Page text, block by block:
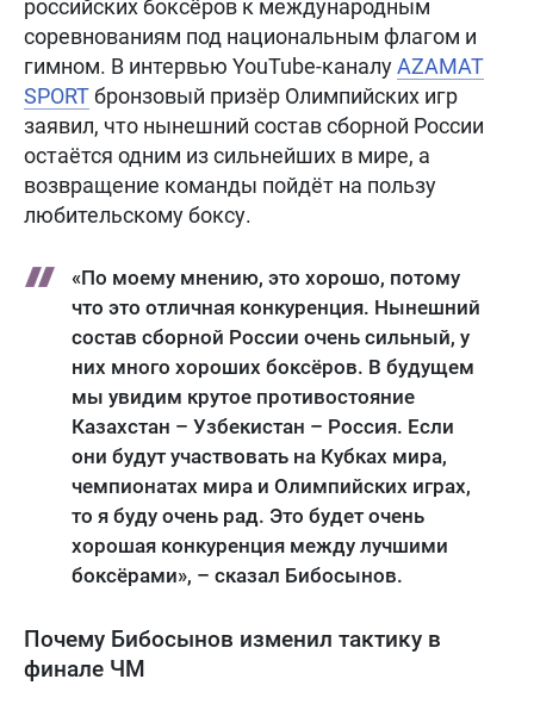
российских боксёров к международным
соревнованиям под национальным флагом и
гимном. В интервью YouTube-каналуAZAMAT
SPORTбронзовый призёр Олимпийских игр
заявил, что нынешний состав сборной России
остаётся одним из сильнейших в мире, а
возвращение команды пойдёт на пользу
любительскому боксу.
«По моему мнению, это хорошо, потому
что это отличная конкуренция. Нынешний
состав сборной России очень сильный, у
них много хороших боксёров. В будущем
мы увидим крутое противостояние
Казахстан – Узбекистан – Россия. Если
они будут участвовать на Кубках мира,
чемпионатах мира и Олимпийских играх,
то я буду очень рад. Это будет очень
хорошая конкуренция между лучшими
боксёрами», – сказал Бибосынов.
Почему Бибосынов изменил тактику в
финале ЧМ